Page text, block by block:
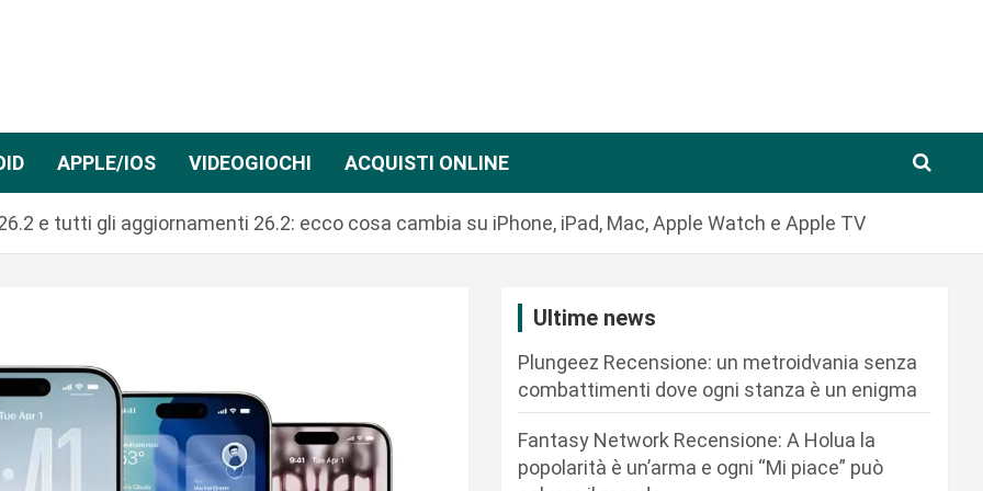
APPLE/IOS VIDEOGIOCHI ACQUISTI ONLINE
e tutti gli aggiornamenti 26.2: ecco cosa cambia su iPhone, iPad, Mac, Apple Watch e Apple TV
Ultime news
Plungeez Recensione: un metroidvania senza
combattimenti dove ogni stanza è un enigma
Fantasy Network Recensione: A Holua la
popolarità è un’arma e ogni “Mi piace” può